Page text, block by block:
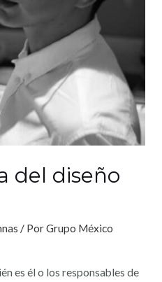
del diseño
/ PorGrupo México
es él o los responsables de